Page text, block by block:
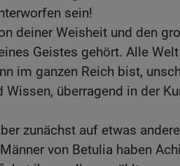
sein!
deiner Weisheit und den
Geistes gehört. Alle
im ganzen Reich bist,
Wissen, überragend in der
zunächst auf etwas
von Betulia haben